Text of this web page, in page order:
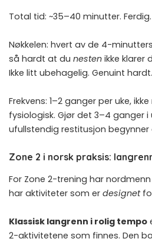
Total tid: ~35–40 minutter. Ferdig.
Nøkkelen: hvert av de 4-
så hardt at du nesten ikke klarer
Ikke litt ubehagelig. Genuint hardt.
Frekvens: 1–2 ganger per uke,
fysiologisk. Gjør det 3–4 ganger i
ufullstendig restitusjon begynner
Zone 2 i norsk praksis:
For Zone 2-trening har
har aktiviteter som er designet
Klassisk langrenn i rolig tempo
2-aktivitetene som finnes. Den